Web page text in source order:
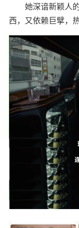
她深谙新颖人的
西，又依赖巨擘，